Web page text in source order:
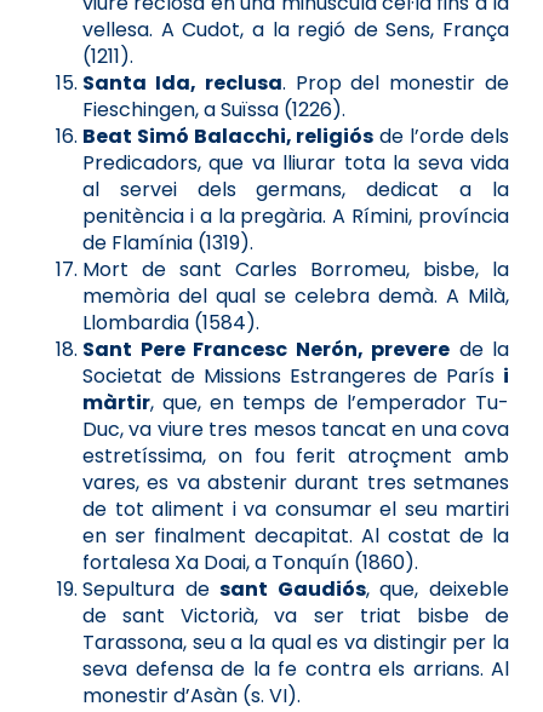
vellesa. A Cudot, a la regió de Sens, França
(1211).
Santa Ida, reclusa. Prop del monestir de
Fieschingen, a Suïssa (1226).
Beat Simó Balacchi, religiós de l’orde dels
Predicadors, que va lliurar tota la seva vida
al servei dels germans, dedicat a la
penitència i a la pregària. A Rímini, província
de Flamínia (1319).
Mort de sant Carles Borromeu, bisbe, la
memòria del qual se celebra demà. A Milà,
Llombardia (1584).
Sant Pere Francesc Nerón, prevere de la
Societat de Missions Estrangeres de París i
màrtir, que, en temps de l’emperador Tu-
Duc, va viure tres mesos tancat en una cova
estretíssima, on fou ferit atroçment amb
vares, es va abstenir durant tres setmanes
de tot aliment i va consumar el seu martiri
en ser finalment decapitat. Al costat de la
fortalesa Xa Doai, a Tonquín (1860).
Sepultura desant Gaudiós, que, deixeble
de sant Victorià, va ser triat bisbe de
Tarassona, seu a la qual es va distingir per la
seva defensa de la fe contra els arrians. Al
monestir d’Asàn (s. VI).